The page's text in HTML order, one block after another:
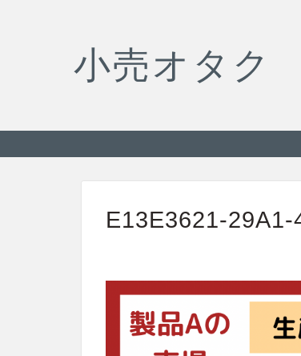
小売オタク
E13E3621-